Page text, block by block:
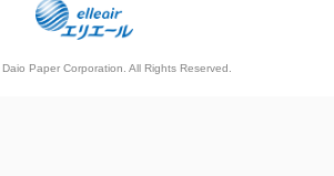
Paper Corporation. All Rights Reserved.